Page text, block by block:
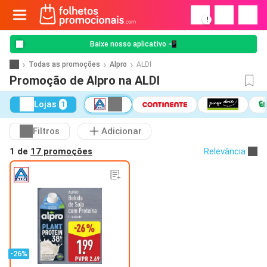
!
Baixe nosso aplicativo 📲
Todas as promoções Alpro ALDI
Promoção de Alpro na ALDI
Lojas 1
Filtros
Adicionar
1 de 17 promoções Relevância
-26%